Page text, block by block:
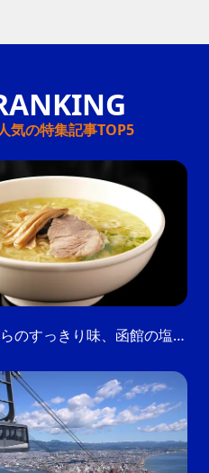
気の特集記事TOP5
昔ながらのすっきり味、函館の塩ラーメン